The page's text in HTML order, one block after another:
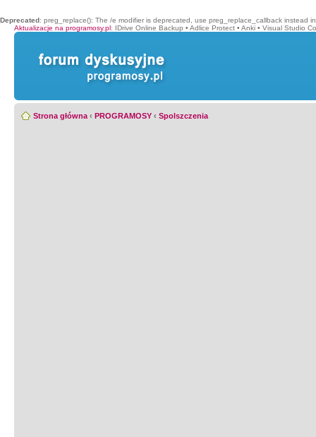
Deprecated: preg_replace(): The /e modifier is deprecated, use preg_replace_callback instead
Aktualizacje na programosy.pl: IDrive Online Backup • Adlice Protect • Anki • Visual Studio
Strona główna ‹ PROGRAMOSY ‹ Spolszczenia